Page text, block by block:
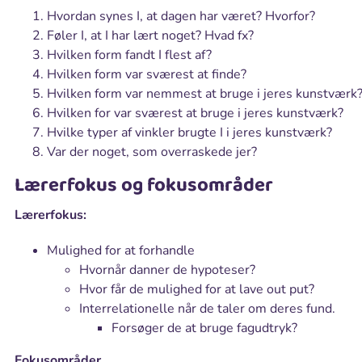
Hvordan synes I, at dagen har været? Hvorfor?
Føler I, at I har lært noget? Hvad fx?
Hvilken form fandt I flest af?
Hvilken form var sværest at finde?
Hvilken form var nemmest at bruge i jeres kunstværk?
Hvilken for var sværest at bruge i jeres kunstværk?
Hvilke typer af vinkler brugte I i jeres kunstværk?
Var der noget, som overraskede jer?
Lærerfokus og fokusområder
Lærerfokus:
Mulighed for at forhandle
Hvornår danner de hypoteser?
Hvor får de mulighed for at lave out put?
Interrelationelle når de taler om deres fund.
Forsøger de at bruge fagudtryk?